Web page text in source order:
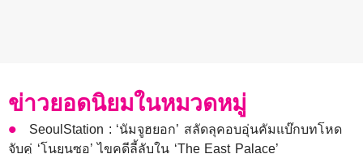
ข่าวยอดนิยมในหมวดหมู่
SeoulStation : ‘นัมจูฮยอก’ สลัดลุคอบอุ่นคัมแบ๊กบทโหด
จับคู่ ‘โนยุนซอ’ ไขคดีลี้ลับใน ‘The East Palace’